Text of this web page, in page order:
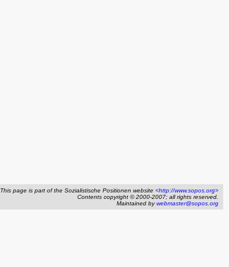
This page is part of the Sozialistische Positionen website <http://www.sopos.org>
Contents copyright © 2000-2007; all rights reserved.
Maintained bywebmaster@sopos.org